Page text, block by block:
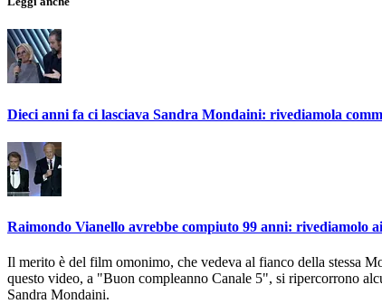
Dieci anni fa ci lasciava Sandra Mondaini: rivediamola
Raimondo Vianello avrebbe compiuto 99 anni: rivediamolo
Il merito è del film omonimo, che vedeva al fianco della stessa
questo video, a "Buon compleanno Canale 5", si ripercorrono
Sandra Mondaini.